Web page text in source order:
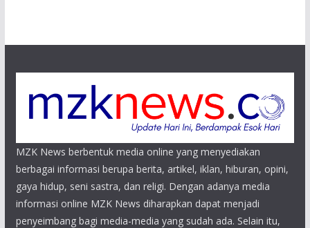
MZK News berbentuk media online yang menyediakan
berbagai informasi berupa berita, artikel, iklan, hiburan, opini,
gaya hidup, seni sastra, dan religi. Dengan adanya media
informasi online MZK News diharapkan dapat menjadi
penyeimbang bagi media-media yang sudah ada. Selain itu,